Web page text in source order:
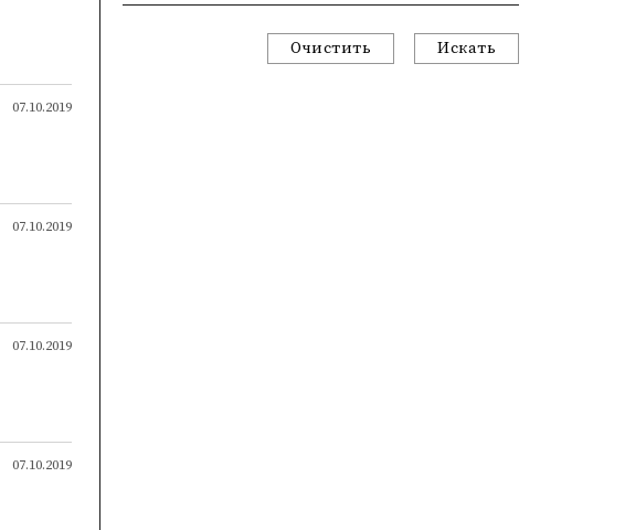
07.10.2019
07.10.2019
07.10.2019
07.10.2019
Очистить Искать